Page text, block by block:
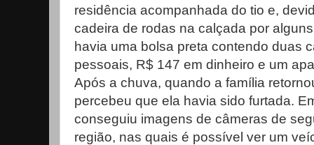
residência acompanhada do tio e,
cadeira de rodas na calçada por
havia uma bolsa preta contendo duas
pessoais, R$ 147 em dinheiro e um
Após a chuva, quando a família
percebeu que ela havia sido furtada.
conseguiu imagens de câmeras de
região, nas quais é possível ver um